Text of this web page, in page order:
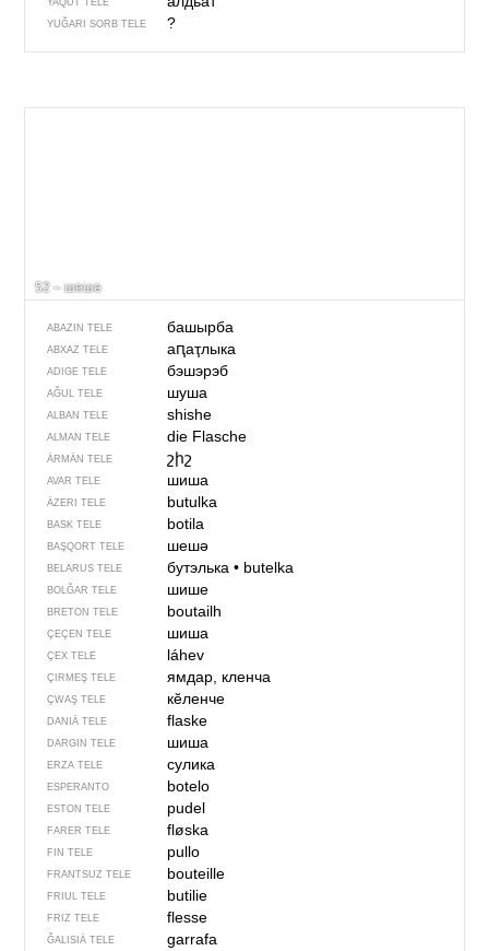
YAQUT TELE
YUĞARI SORB TELE ?
52 – шешә
ABAZIN TELE башырба
ABXAZ TELE аԥаҭлыка
ADIGE TELE бэшэрэб
AĞUL TELE шуша
ALBAN TELE shishe
ALMAN TELE die Flasche
ÄRMÄN TELE շիշ
AVAR TELE шиша
ÄZERI TELE butulka
BASK TELE botila
BAŞQORT TELE шешә
BELARUS TELE бутэлька• butelka
BOLĞAR TELE шише
BRETON TELE boutailh
ÇEÇEN TELE шиша
ÇEX TELE láhev
ÇIRMEŞ TELE ямдар, кленча
ÇWAŞ TELE кӗленче
DANIÄ TELE flaske
DARGIN TELE шиша
ERZA TELE сулика
ESPERANTO botelo
ESTON TELE pudel
FARER TELE fløska
FIN TELE pullo
FRANTSUZ TELE bouteille
FRIUL TELE butilie
FRIZ TELE flesse
ĞALISIÄ TELE garrafa